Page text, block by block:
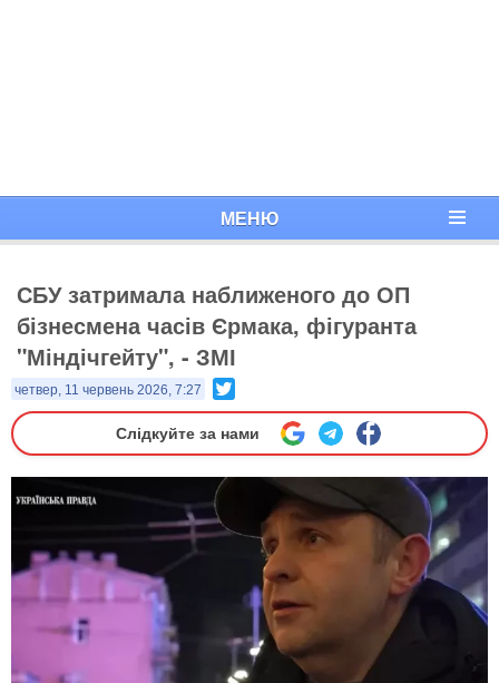
МЕНЮ
СБУ затримала наближеного до ОП
бізнесмена часів Єрмака, фігуранта
"Міндічгейту", - ЗМІ
четвер, 11 червень 2026, 7:27
Слідкуйте за нами